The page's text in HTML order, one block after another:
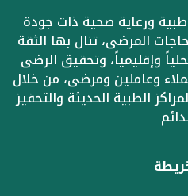
ورعاية صحية ذات جودة
المرضى، تنال بها الثقة
وإقليمياً، وتحقيق الرضى
وعاملين ومرضى، من خلال
الطبية الحديثة والتحفيز